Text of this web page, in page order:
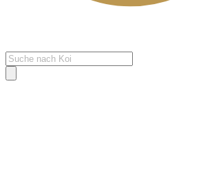
Products
search